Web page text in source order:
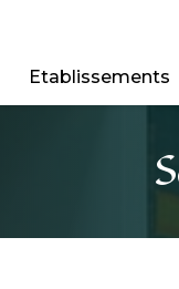
Etablissements